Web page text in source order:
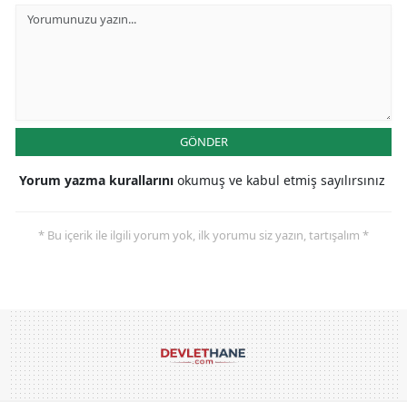
GÖNDER
Yorum yazma kurallarını okumuş ve kabul etmiş sayılırsınız
* Bu içerik ile ilgili yorum yok, ilk yorumu siz yazın, tartışalım *